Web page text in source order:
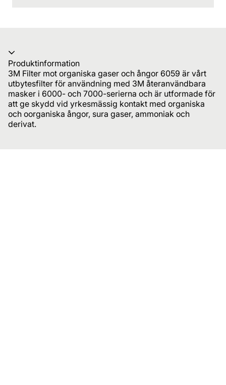
Produktinformation
3M Filter mot organiska gaser och ångor 6059 är vårt
utbytesfilter för användning med 3M återanvändbara
masker i 6000- och 7000-serierna och är utformade för
att ge skydd vid yrkesmässig kontakt med organiska
och oorganiska ångor, sura gaser, ammoniak och
derivat.